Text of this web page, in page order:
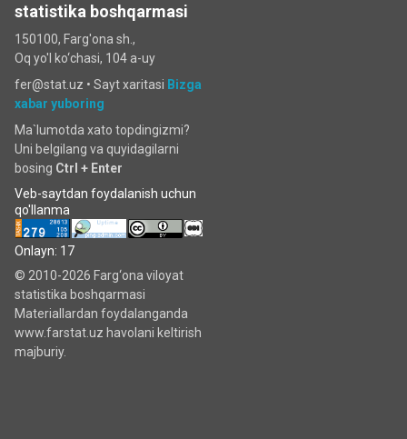
statistika boshqarmasi
150100, Farg'ona sh.,
Oq yo'l ko‘chаsi, 104 a-uy
fer@stat.uz • Sayt xaritasi Bizga
xabar yuboring
Ma`lumotda xato topdingizmi?
Uni belgilang va quyidagilarni
bosing Ctrl + Enter
Veb-saytdan foydalanish uchun
qo'llanma
Onlayn: 17
© 2010-2026 Farg‘ona viloyat
statistika boshqarmasi
Materiallardan foydalanganda
www.farstat.uz havolani keltirish
majburiy.